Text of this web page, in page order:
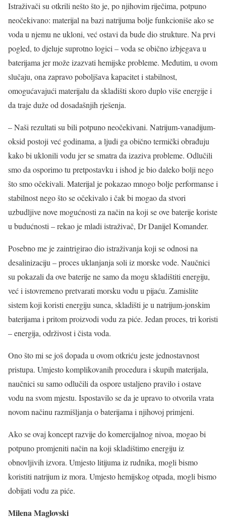
Istraživači su otkrili nešto što je, po njihovim riječima, potpuno
neočekivano: materijal na bazi natrijuma bolje funkcioniše ako se
voda u njemu ne ukloni, već ostavi da bude dio strukture. Na prvi
pogled, to djeluje suprotno logici – voda se obično izbjegava u
baterijama jer može izazvati hemijske probleme. Međutim, u ovom
slučaju, ona zapravo poboljšava kapacitet i stabilnost,
omogućavajući materijalu da skladišti skoro duplo više energije i
da traje duže od dosadašnjih rješenja.
– Naši rezultati su bili potpuno neočekivani. Natrijum-vanadijum-
oksid postoji već godinama, a ljudi ga obično termički obrađuju
kako bi uklonili vodu jer se smatra da izaziva probleme. Odlučili
smo da osporimo tu pretpostavku i ishod je bio daleko bolji nego
što smo očekivali. Materijal je pokazao mnogo bolje performanse i
stabilnost nego što se očekivalo i čak bi mogao da stvori
uzbudljive nove mogućnosti za način na koji se ove baterije koriste
u budućnosti – rekao je mladi istraživač, Dr Danijel Komander.
Posebno me je zaintrigirao dio istraživanja koji se odnosi na
desalinizaciju – proces uklanjanja soli iz morske vode. Naučnici
su pokazali da ove baterije ne samo da mogu skladištiti energiju,
već i istovremeno pretvarati morsku vodu u pijaću. Zamislite
sistem koji koristi energiju sunca, skladišti je u natrijum-jonskim
baterijama i pritom proizvodi vodu za piće. Jedan proces, tri koristi
– energija, održivost i čista voda.
Ono što mi se još dopada u ovom otkriću jeste jednostavnost
pristupa. Umjesto komplikovanih procedura i skupih materijala,
naučnici su samo odlučili da ospore ustaljeno pravilo i ostave
vodu na svom mjestu. Ispostavilo se da je upravo to otvorila vrata
novom načinu razmišljanja o baterijama i njihovoj primjeni.
Ako se ovaj koncept razvije do komercijalnog nivoa, mogao bi
potpuno promjeniti način na koji skladištimo energiju iz
obnovljivih izvora. Umjesto litijuma iz rudnika, mogli bismo
koristiti natrijum iz mora. Umjesto hemijskog otpada, mogli bismo
dobijati vodu za piće.
Milena Maglovski